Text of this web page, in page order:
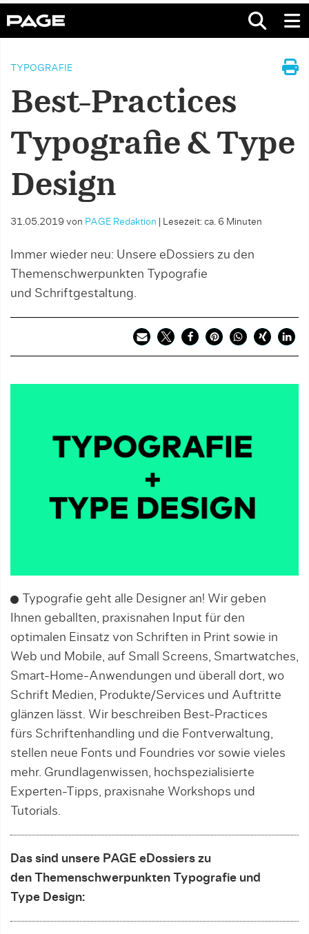
TYPOGRAFIE
Best-Practices
Typografie & Type
Design
31.05.2019 von PAGE Redaktion Lesezeit: ca. 6 Minuten
Immer wieder neu: Unsere eDossiers zu den
Themenschwerpunkten Typografie
und Schriftgestaltung.
Typografie geht alle Designer an! Wir geben
Ihnen geballten, praxisnahen Input für den
optimalen Einsatz von Schriften in Print sowie in
Web und Mobile, auf Small Screens, Smartwatches,
Smart-Home-Anwendungen und überall dort, wo
Schrift Medien, Produkte/Services und Auftritte
glänzen lässt. Wir beschreiben Best-Practices
fürs Schriftenhandling und die Fontverwaltung,
stellen neue Fonts und Foundries vor sowie vieles
mehr. Grundlagenwissen, hochspezialisierte
Experten-Tipps, praxisnahe Workshops und
Tutorials.
Das sind unsere PAGE eDossiers zu
den Themenschwerpunkten Typografie und
Type Design: